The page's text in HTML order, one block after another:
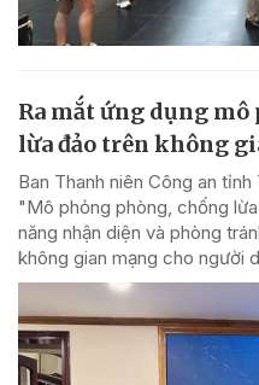
Ra mắt ứng dụng
lừa đảo trên không
Ban Thanh niên Công an
"Mô phỏng phòng, chống
năng nhận diện và phòng
không gian mạng cho người